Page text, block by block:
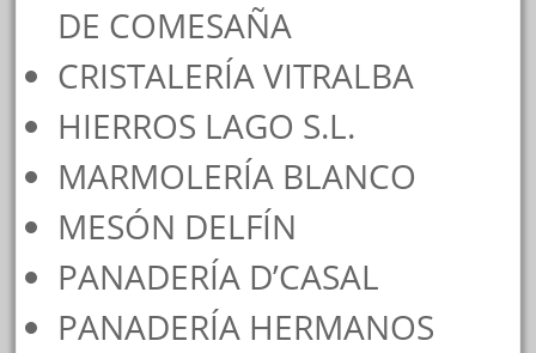
DE COMESAÑA
CRISTALERÍA VITRALBA
HIERROS LAGO S.L.
MARMOLERÍA BLANCO
MESÓN DELFÍN
PANADERÍA D’CASAL
PANADERÍA HERMANOS